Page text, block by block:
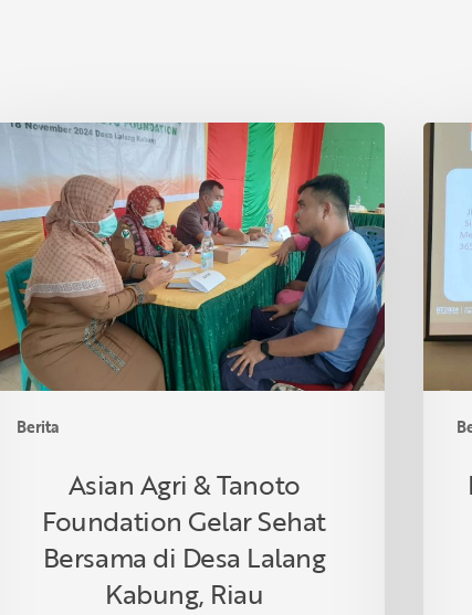
Berita
Asian Agri & Tanoto
Foundation Gelar Sehat
Bersama di Desa Lalang
Kabung, Riau
Petani
Raih
RSPO
di